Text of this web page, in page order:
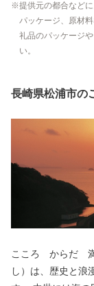
提供元の都合など
パッケージ、原材
礼品のパッケージ
い。
長崎県松浦市の
こころ からだ 満ちる 青の
し）は、歴史と浪